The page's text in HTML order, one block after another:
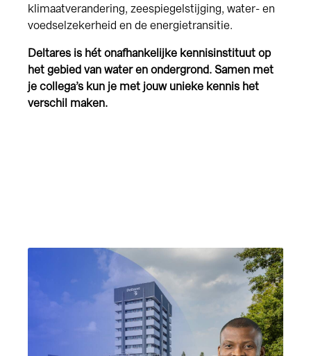
klimaatverandering, zeespiegelstijging, water- en
voedselzekerheid en de energietransitie.
Deltares is hét onafhankelijke kennisinstituut op
het gebied van water en ondergrond. Samen met
je collega’s kun je met jouw unieke kennis het
verschil maken.